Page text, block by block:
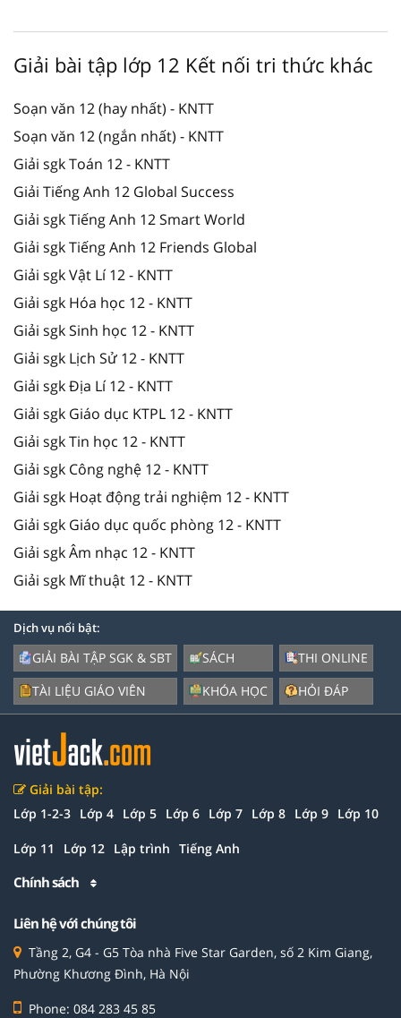
Giải bài tập lớp 12 Kết nối tri thức khác
Soạn văn 12 (hay nhất) - KNTT
Soạn văn 12 (ngắn nhất) - KNTT
Giải sgk Toán 12 - KNTT
Giải Tiếng Anh 12 Global Success
Giải sgk Tiếng Anh 12 Smart World
Giải sgk Tiếng Anh 12 Friends Global
Giải sgk Vật Lí 12 - KNTT
Giải sgk Hóa học 12 - KNTT
Giải sgk Sinh học 12 - KNTT
Giải sgk Lịch Sử 12 - KNTT
Giải sgk Địa Lí 12 - KNTT
Giải sgk Giáo dục KTPL 12 - KNTT
Giải sgk Tin học 12 - KNTT
Giải sgk Công nghệ 12 - KNTT
Giải sgk Hoạt động trải nghiệm 12 - KNTT
Giải sgk Giáo dục quốc phòng 12 - KNTT
Giải sgk Âm nhạc 12 - KNTT
Giải sgk Mĩ thuật 12 - KNTT
Dịch vụ nổi bật:
GIẢI BÀI TẬP SGK & SBT
TÀI LIỆU GIÁO VIÊN
SÁCH
KHÓA HỌC
THI ONLINE
HỎI ĐÁP
Giải bài tập:
Lớp 1-2-3 Lớp 4 Lớp 5 Lớp 6 Lớp 7 Lớp 8 Lớp 9 Lớp 10
Lớp 11 Lớp 12 Lập trình Tiếng Anh
Chính sách
Liên hệ với chúng tôi
Tầng 2, G4 - G5 Tòa nhà Five Star Garden, số 2 Kim Giang,
Phường Khương Đình, Hà Nội
Phone: 084 283 45 85